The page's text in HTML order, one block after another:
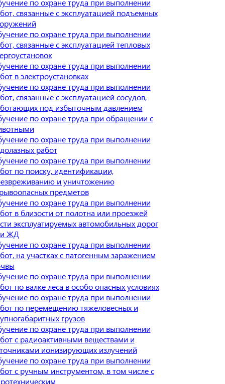
по охране труда при выполнении
связанные с эксплуатацией подъемных
по охране труда при выполнении
связанные с эксплуатацией тепловых
по охране труда при выполнении
в электроустановках
по охране труда при выполнении
связанные с эксплуатацией сосудов,
под избыточным давлением
по охране труда при обращении с
по охране труда при выполнении
работ
по охране труда при выполнении
по поиску, идентификации,
и уничтожению
предметов
по охране труда при выполнении
в близости от полотна или проезжей
эксплуатируемых автомобильных дорог
ЖД
по охране труда при выполнении
на участках с патогенным заражением
по охране труда при выполнении
по валке леса в особо опасных условиях
по охране труда при выполнении
по перемещению тяжеловесных и
грузов
по охране труда при выполнении
с радиоактивными веществами и
ионизирующих излучений
по охране труда при выполнении
с ручным инструментом, в том числе с